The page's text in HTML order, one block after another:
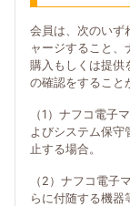
会員は、次のいず
ャージすること
購入もしくは提供
の確認をすること
（1）ナフコ電子
よびシステム保守
止する場合。
（2）ナフコ電子
らに付随する機器